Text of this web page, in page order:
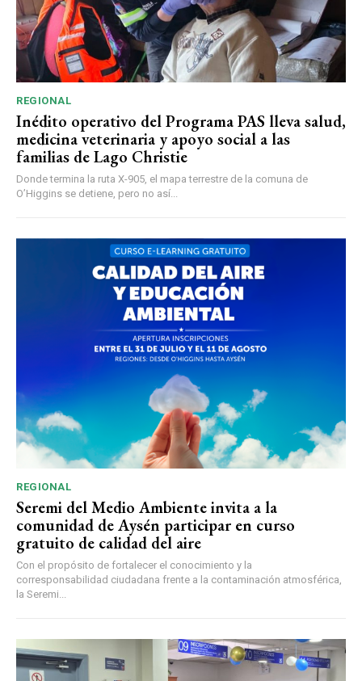
REGIONAL
Inédito operativo del Programa PAS lleva salud,
medicina veterinaria y apoyo social a las
familias de Lago Christie
Donde termina la ruta X-905, el mapa terrestre de la comuna de
O’Higgins se detiene, pero no así...
REGIONAL
Seremi del Medio Ambiente invita a la
comunidad de Aysén participar en curso
gratuito de calidad del aire
Con el propósito de fortalecer el conocimiento y la
corresponsabilidad ciudadana frente a la contaminación atmosférica,
la Seremi...